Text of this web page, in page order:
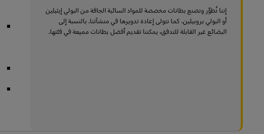
إننا نُطوِّر ونصنع بطانات مخصصة للمواد السائبة الجافة من البولي إيثيلين
أو البولي بروبيلين. كما نتولى إعادة تدويرها في منشآتنا. بالنسبة إلى
البضائع غير القابلة للتدفق، يمكننا تقديم أفضل بطانات مميعة في فئتها.